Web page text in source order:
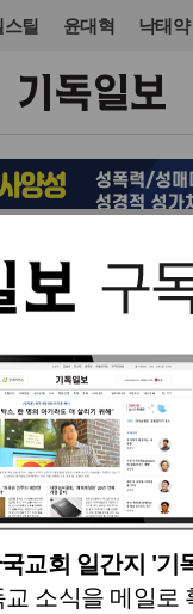
스틸 윤대혁 낙태약
교회 일간지 '기
소식을 메일로
·중남미 입력 2024. 05.
임자를